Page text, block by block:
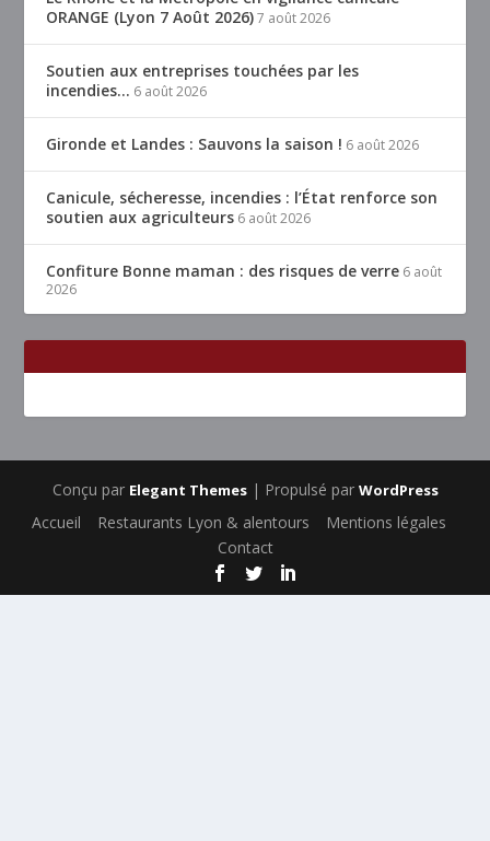
ORANGE (Lyon 7 Août 2026) 7 août 2026
Soutien aux entreprises touchées par les
incendies… 6 août 2026
Gironde et Landes : Sauvons la saison ! 6 août 2026
Canicule, sécheresse, incendies : l’État renforce son
soutien aux agriculteurs 6 août 2026
Confiture Bonne maman : des risques de verre 6 août
2026
Conçu par Elegant Themes| Propulsé par WordPress
Accueil Restaurants Lyon & alentours
Mentions légales
Contact